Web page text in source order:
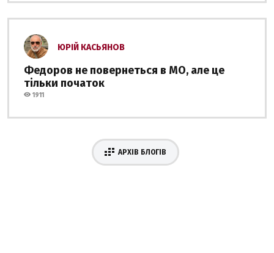
ЮРІЙ КАСЬЯНОВ
Федоров не повернеться в МО, але це
тільки початок
1911
АРХІВ БЛОГІВ